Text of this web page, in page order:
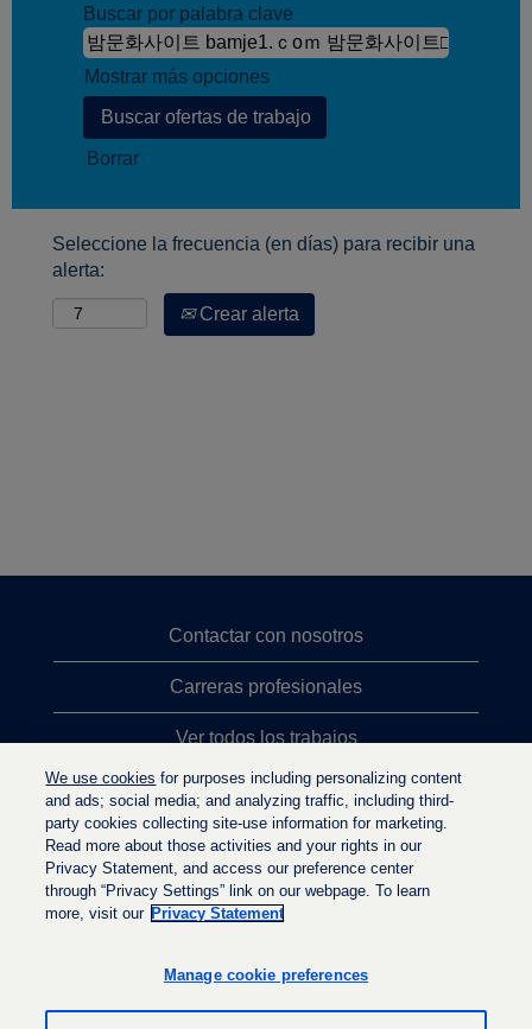
Buscar por palabra clave
Mostrar más opciones
Borrar
Seleccione la frecuencia (en días) para recibir una
alerta:
Crear alerta
Contactar con nosotros
Carreras profesionales
Ver todos los trabajos
Búsqueda de altos cargos
Política de privacidad
a
r
a
r
We use cookies for purposes including personalizing content
and ads; social media; and analyzing traffic, including third-
party cookies collecting site-use information for marketing.
Read more about those activities and your rights in our
Privacy Statement, and access our preference center
through “Privacy Settings” link on our webpage. To learn
more, visit our Privacy Statement
Manage cookie preferences